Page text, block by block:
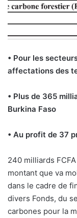
• Pour les
affectations des
• Plus de 365
Burkina Faso
• Au profit de 37
240 milliards
montant que va
dans le cadre de
divers Fonds, du
carbones pour la